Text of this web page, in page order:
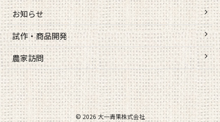
お知らせ
試作・商品開発
農家訪問
© 2026 大一青果株式会社